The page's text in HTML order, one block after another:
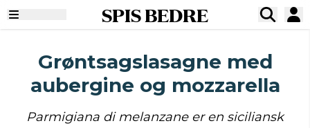
SPIS BEDRE
Grøntsagslasagne med
aubergine og mozzarella
Parmigiana di melanzane er en siciliansk